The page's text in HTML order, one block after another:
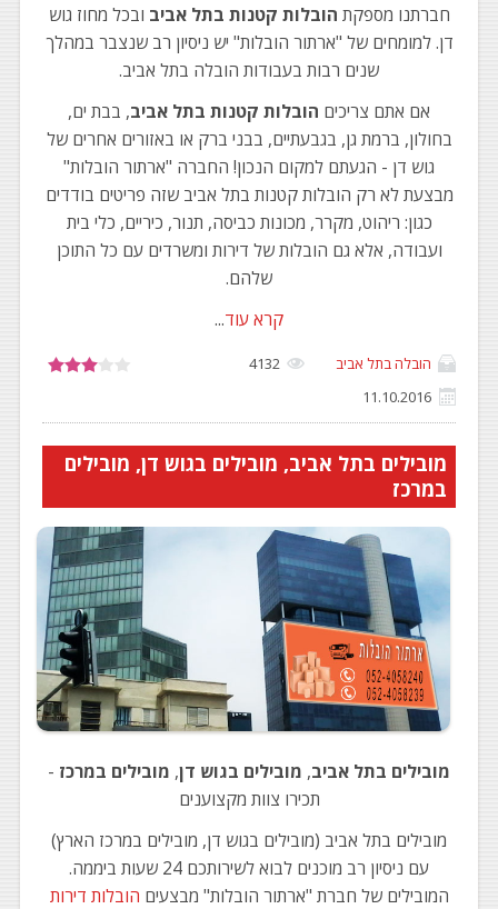
חברתנו מספקת הובלות קטנות בתל אביב ובכל מחוז גוש
דן. למומחים של "ארתור הובלות" יש ניסיון רב שנצבר במהלך
שנים רבות בעבודות הובלה בתל אביב.
אם אתם צריכים הובלות קטנות בתל אביב, בבת ים,
בחולון, ברמת גן, בגבעתיים, בבני ברק או באזורים אחרים של
גוש דן - הגעתם למקום הנכון! החברה "ארתור הובלות"
מבצעת לא רק הובלות קטנות בתל אביב שזה פריטים בודדים
כגון: ריהוט, מקרר, מכונות כביסה, תנור, כיריים, כלי בית
ועבודה, אלא גם הובלות של דירות ומשרדים עם כל התוכן
שלהם.
קרא עוד...
הובלה בתל אביב
4132
11.10.2016
מובילים בתל אביב, מובילים בגוש דן, מובילים
במרכז
מובילים בתל אביב, מובילים בגוש דן, מובילים במרכז -
תכירו צוות מקצוענים
מובילים בתל אביב (מובילים בגוש דן, מובילים במרכז הארץ)
עם ניסיון רב מוכנים לבוא לשירותכם 24 שעות ביממה.
המובילים של חברת "ארתור הובלות" מבצעים הובלות דירות